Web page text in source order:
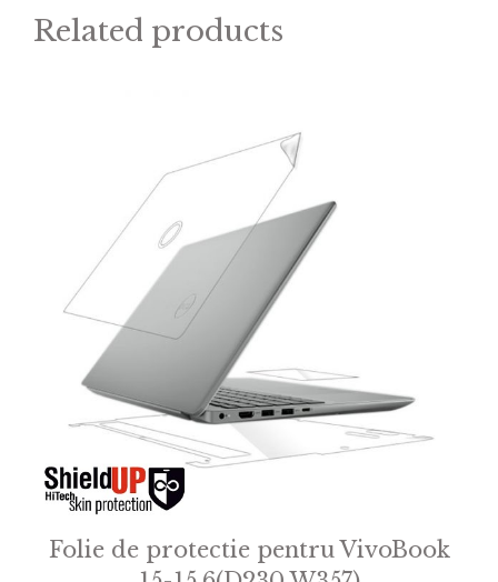
Related products
Folie de protectie pentru VivoBook